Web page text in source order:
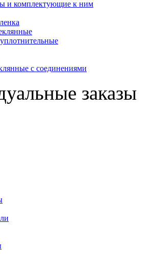
и комплектующие к ним
с соединениями
заказы